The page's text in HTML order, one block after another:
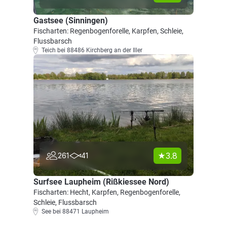
Gastsee (Sinningen)
Fischarten: Regenbogenforelle, Karpfen, Schleie,
Flussbarsch
Teich bei 88486 Kirchberg an der Iller
261 41 3.8
Surfsee Laupheim (Rißkiessee Nord)
Fischarten: Hecht, Karpfen, Regenbogenforelle,
Schleie, Flussbarsch
See bei 88471 Laupheim